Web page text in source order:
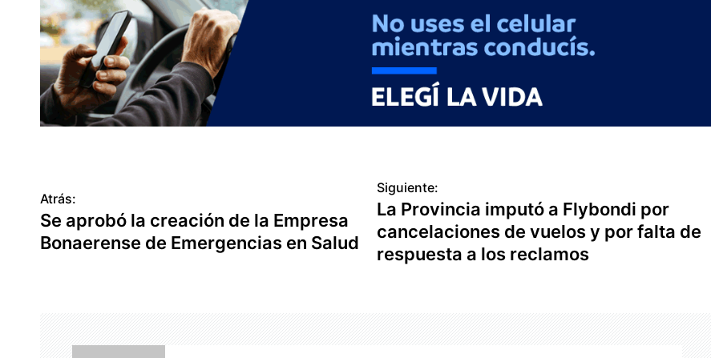
N
a
v
Atrás:
Se aprobó la creación de la Empresa
Bonaerense de Emergencias en Salud
Siguiente:
La Provincia imputó a Flybondi por
cancelaciones de vuelos y por falta de
respuesta a los reclamos